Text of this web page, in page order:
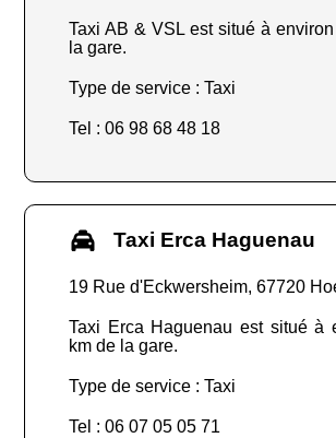
Taxi AB & VSL est situé à
la gare.
Type de service : Taxi
Tel : 06 98 68 48 18
Taxi Erca Haguenau
19 Rue d'Eckwersheim, 67720
Taxi Erca Haguenau est situé à
km de la gare.
Type de service : Taxi
Tel : 06 07 05 05 71